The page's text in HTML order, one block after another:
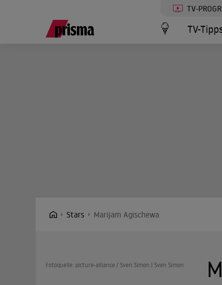
TV-
TV-
Stars Marijam Agischewa
Fotoquelle: picture-alliance / Sven Simon | Sven Simon